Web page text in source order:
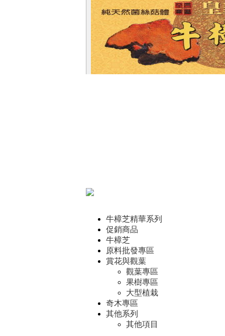
牛樟芝精華系列
促銷商品
牛樟芝
原料批發專區
賞花與觀葉
觀葉專區
果樹專區
大型植栽
奇木專區
其他系列
其他項目